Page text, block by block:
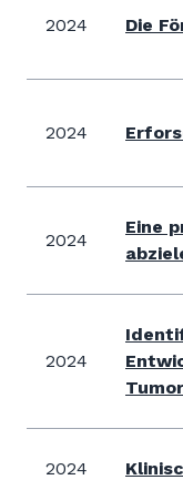
2024 Die
2024
2024
Eine
2024
2024